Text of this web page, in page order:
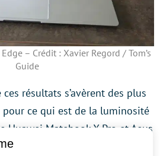
– Crédit : Xavier Regord / Tom’s
Guide
résultats s’avèrent des plus
ce qui est de la luminosité
Huawei Matebook X Pro et Asus
OLED font bien mieux